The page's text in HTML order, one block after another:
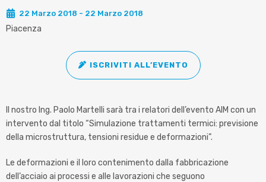
22 Marzo 2018 - 22 Marzo 2018
Piacenza
ISCRIVITI ALL’EVENTO
Il nostro Ing. Paolo Martelli sarà tra i relatori dell’evento AIM con un
intervento dal titolo “Simulazione trattamenti termici: previsione
della microstruttura, tensioni residue e deformazioni”.
Le deformazioni e il loro contenimento dalla fabbricazione
dell’acciaio ai processi e alle lavorazioni che seguono